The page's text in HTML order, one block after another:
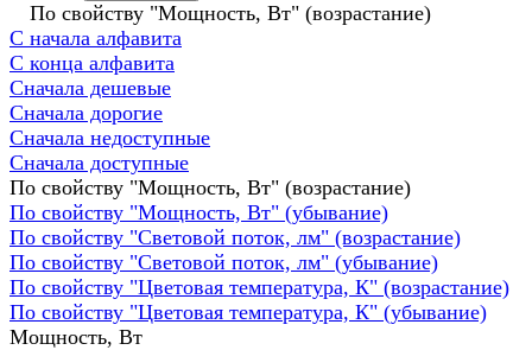
По свойству "Мощность, Вт" (возрастание)
С начала алфавита
С конца алфавита
Сначала дешевые
Сначала дорогие
Сначала недоступные
Сначала доступные
По свойству "Мощность, Вт" (возрастание)
По свойству "Мощность, Вт" (убывание)
По свойству "Световой поток, лм" (возрастание)
По свойству "Световой поток, лм" (убывание)
По свойству "Цветовая температура, К" (возрастание)
По свойству "Цветовая температура, К" (убывание)
Мощность, Вт